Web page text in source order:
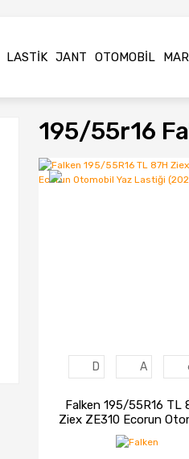
LASTIK JANT OTOMOBIL
195/55r16
D A
Falken 195/55R16 TL
Ziex ZE310 Ecorun
Yaz Lastiği (2023)